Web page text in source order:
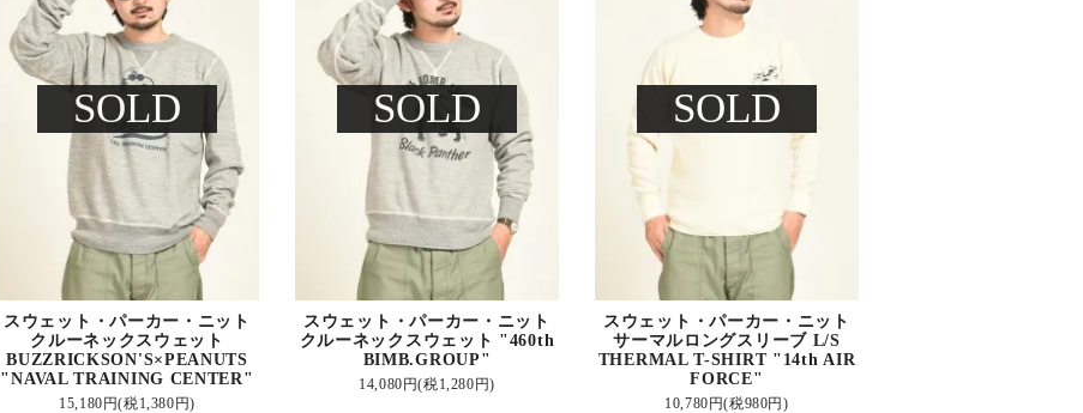
SOLD
スウェット・パーカー・ニット
クルーネックスウェット
BUZZRICKSON'S×PEANUTS
"NAVAL TRAINING CENTER"
15,180円(税1,380円)
SOLD
スウェット・パーカー・ニット
クルーネックスウェット "460th
BIMB.GROUP"
14,080円(税1,280円)
SOLD
スウェット・パーカー・ニット
サーマルロングスリーブ L/S
THERMAL T-SHIRT "14th AIR
FORCE"
10,780円(税980円)